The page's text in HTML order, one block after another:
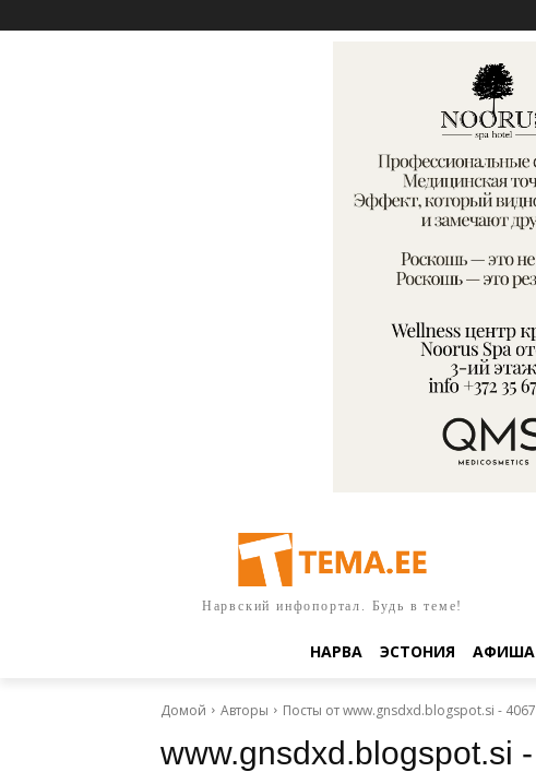
Нарвский инфопортал. Будь в теме!
НАРВА ЭСТОНИЯ АФИША
Домой Авторы Посты от www.gnsdxd.blogspot.si -
www.gnsdxd.blogspot.si